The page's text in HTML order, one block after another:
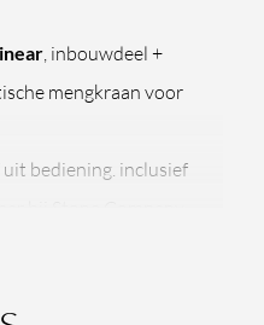
, inbouwdeel +
mengkraan voor
bediening. inclusief
inspiratie,